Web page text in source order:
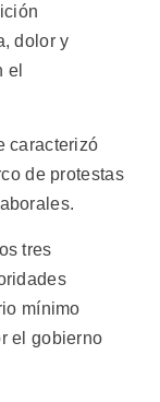
dolor y
el
caracterizó
de protestas
tres
mínimo
el gobierno